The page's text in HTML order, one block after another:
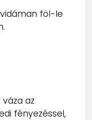
föl-le
az
fényezéssel,